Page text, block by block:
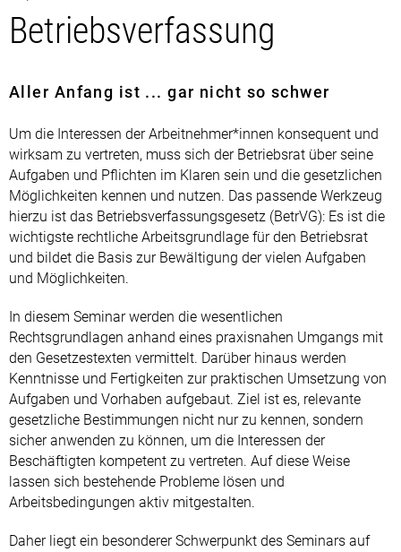
Betriebsverfassung
Aller Anfang ist ... gar nicht so schwer
Um die Interessen der Arbeitnehmer*innen konsequent und
wirksam zu vertreten, muss sich der Betriebsrat über seine
Aufgaben und Pflichten im Klaren sein und die gesetzlichen
Möglichkeiten kennen und nutzen. Das passende Werkzeug
hierzu ist das Betriebsverfassungsgesetz (BetrVG): Es ist die
wichtigste rechtliche Arbeitsgrundlage für den Betriebsrat
und bildet die Basis zur Bewältigung der vielen Aufgaben
und Möglichkeiten.
In diesem Seminar werden die wesentlichen
Rechtsgrundlagen anhand eines praxisnahen Umgangs mit
den Gesetzestexten vermittelt. Darüber hinaus werden
Kenntnisse und Fertigkeiten zur praktischen Umsetzung von
Aufgaben und Vorhaben aufgebaut. Ziel ist es, relevante
gesetzliche Bestimmungen nicht nur zu kennen, sondern
sicher anwenden zu können, um die Interessen der
Beschäftigten kompetent zu vertreten. Auf diese Weise
lassen sich bestehende Probleme lösen und
Arbeitsbedingungen aktiv mitgestalten.
Daher liegt ein besonderer Schwerpunkt des Seminars auf